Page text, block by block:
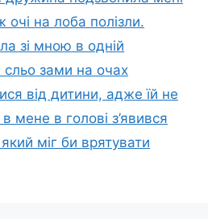
очі на лоба полізли.
зі мною в одній
сльо зами на очах
від дитини, адже їй не
мене в голові з’явився
міг би врятувати